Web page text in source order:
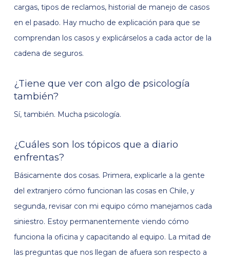
cargas, tipos de reclamos, historial de manejo de casos
en el pasado. Hay mucho de explicación para que se
comprendan los casos y explicárselos a cada actor de la
cadena de seguros.
¿Tiene que ver con algo de psicología
también?
Sí, también. Mucha psicología.
¿Cuáles son los tópicos que a diario
enfrentas?
Básicamente dos cosas. Primera, explicarle a la gente
del extranjero cómo funcionan las cosas en Chile, y
segunda, revisar con mi equipo cómo manejamos cada
siniestro. Estoy permanentemente viendo cómo
funciona la oficina y capacitando al equipo. La mitad de
las preguntas que nos llegan de afuera son respecto a